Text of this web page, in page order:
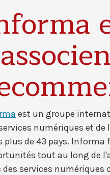
est un groupe
numériques et de
plus de 43 pays.
tout au long de
des services numériques